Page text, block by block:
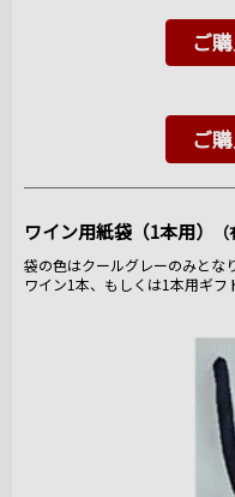
ご
ご
ワイン用紙袋（1本用）
袋の色はクールグレーのみとなり
ワイン1本、もしくは1本用ギフ